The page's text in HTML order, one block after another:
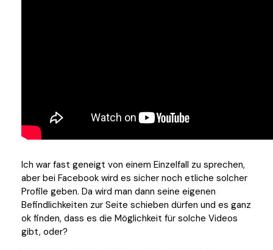
Ich war fast geneigt von einem Einzelfall zu sprechen,
aber bei Facebook wird es sicher noch etliche solcher
Profile geben. Da wird man dann seine eigenen
Befindlichkeiten zur Seite schieben dürfen und es ganz
ok finden, dass es die Möglichkeit für solche Videos
gibt, oder?